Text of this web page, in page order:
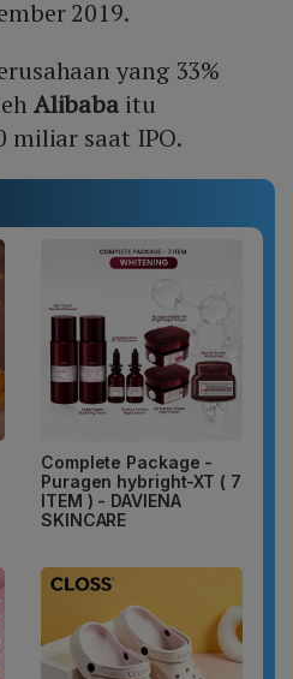
2019.
yang 33%
Alibaba itu
miliar saat IPO.
Complete Package -
Puragen hybright-XT ( 7
ITEM ) - DAVIENA
SKINCARE